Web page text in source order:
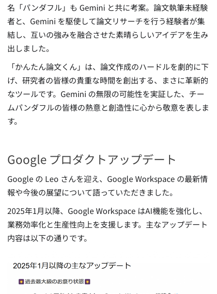
名「パンダフル」も Gemini と共に考案。論文執筆未経験
者と、Gemini を駆使して論文リサーチを行う経験者が集
結し、互いの強みを融合させた素晴らしいアイデアを生み
出しました。
「かんたん論文くん」は、論文作成のハードルを劇的に下
げ、研究者の皆様の貴重な時間を創出する、まさに革新的
なツールです。Gemini の無限の可能性を実証した、チー
ムパンダフルの皆様の熱意と創造性に心から敬意を表しま
す。
Google プロダクトアップデート
Google の Leo さんを迎え、Google Workspace の最新情
報や今後の展望について語っていただきました。
2025年1月以降、Google Workspace はAI機能を強化し、
業務効率化と生産性向上を支援します。主なアップデート
内容は以下の通りです。